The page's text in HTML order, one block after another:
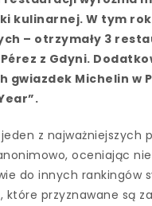
kulinarnej. W tym
– otrzymały 3
z Gdyni.
Michelin w
z najważniejszych
oceniając
do innych rankingów
przyznawane są